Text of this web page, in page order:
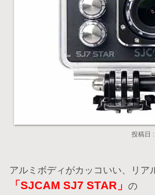
アルミボディがカッコいい、リア
「SJCAM SJ7 STAR」 の